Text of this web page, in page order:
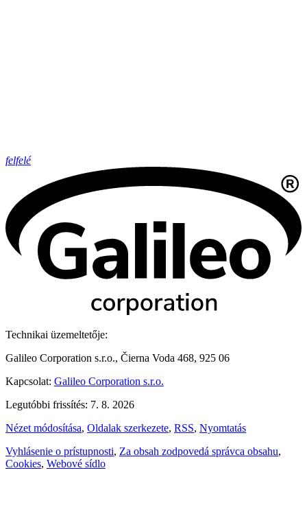
felfelé
Technikai üzemeltetője:
Galileo Corporation s.r.o., Čierna Voda 468, 925 06
Kapcsolat: Galileo Corporation s.r.o.
Legutóbbi frissítés: 7. 8. 2026
Nézet módosítása, Oldalak szerkezete, RSS, Nyomtatás
Vyhlásenie o prístupnosti, Za obsah zodpovedá správca obsahu,
Cookies, Webové sídlo